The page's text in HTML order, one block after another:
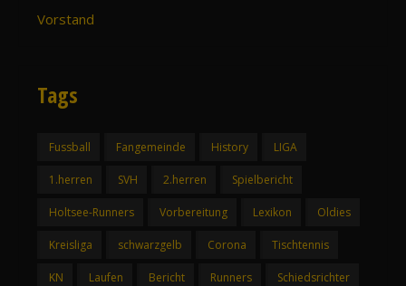
Vorstand
Tags
Fussball Fangemeinde History LIGA
1.herren SVH 2.herren Spielbericht
Holtsee-Runners Vorbereitung Lexikon Oldies
Kreisliga schwarzgelb Corona Tischtennis
KN Laufen Bericht Runners Schiedsrichter